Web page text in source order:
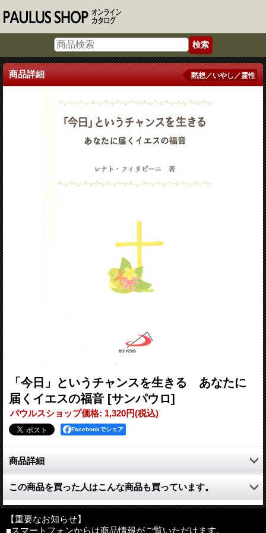
商品詳細 黙想／いやし／霊性
「今日」というチャンスを生きる あなたに
届くイエスの福音 [サンパウロ]
パウルスショップ価格: 1,320円(税込)
Facebookでシェア
商品詳細
「カイロス」は機会とチャンスという意味です。時間の経過では
なく、時間の意味とその過ごし方を表しています。密度の高い時
間と体験。また、カイロス的な時は気づきとひらめき、成長のた
めの促しと刺激の時間と機会です。そして、訓練と鍛錬のときと
いう意味も込められているのです。
この商品を買った人はこんな商品も買っています。
【重要なお知らせ】
■スマートフォンからは商品情報がご覧いただけます。